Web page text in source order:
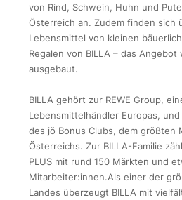
von Rind, Schwein, Huhn und
Österreich an. Zudem finden sich
Lebensmittel von kleinen
Regalen von BILLA – das
ausgebaut.
BILLA gehört zur REWE Group,
Lebensmittelhändler Europas,
des jö Bonus Clubs, dem größten
Österreichs. Zur BILLA-Familie
PLUS mit rund 150 Märkten und
Mitarbeiter:innen.Als einer der
Landes überzeugt BILLA mit